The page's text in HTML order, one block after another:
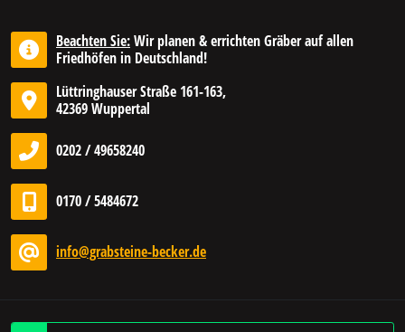
Beachten Sie:Wir planen & errichten Gräber auf allen
Friedhöfen in Deutschland!
Lüttringhauser Straße 161-163,
42369 Wuppertal
0202 / 49658240
0170 / 5484672
info@grabsteine-becker.de